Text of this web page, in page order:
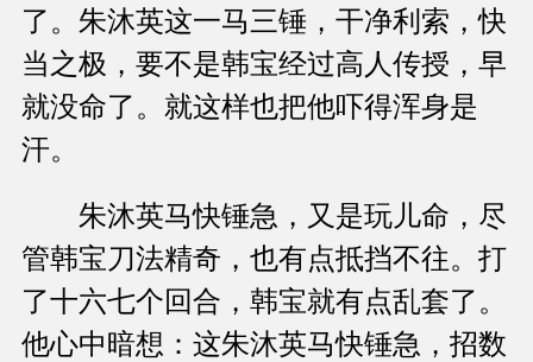
了。朱沐英这一马三锤，干净利索，快
当之极，要不是韩宝经过高人传授，早
就没命了。就这样也把他吓得浑身是
汗。
朱沐英马快锤急，又是玩儿命，尽
管韩宝刀法精奇，也有点抵挡不往。打
了十六七个回合，韩宝就有点乱套了。
他心中暗想：这朱沐英马快锤急，招数